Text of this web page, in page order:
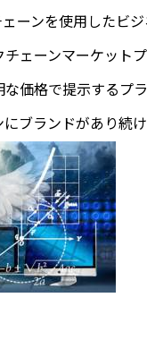
ーンを使用したビジ
チェーンマーケット
価格で提示​​するプ
ブランドがあり続